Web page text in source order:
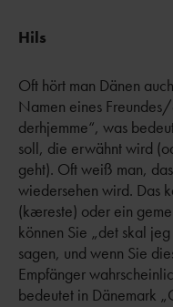
Hils
Oft hört man Dänen
Namen eines
derhjemme“, was
soll, die erwähnt wird
geht). Oft weiß man,
wiedersehen wird. Das
(kæreste) oder ein
können Sie „det skal
sagen, und wenn Sie
Empfänger
bedeutet in Dänemark